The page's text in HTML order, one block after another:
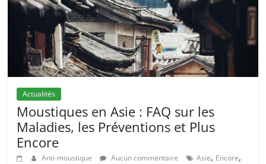
Actualités
Moustiques en Asie : FAQ sur les
Maladies, les Préventions et Plus
Encore
Anti-moustique Aucun commentaire Asie, Encore,